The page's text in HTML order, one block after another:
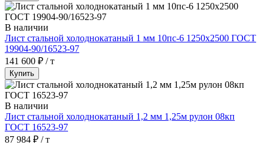
В наличии
Лист стальной холоднокатаный 1 мм 10пс-6 1250х2500 ГОСТ
19904-90/16523-97
141 600 ₽ / т
Купить
В наличии
Лист стальной холоднокатаный 1,2 мм 1,25м рулон 08кп
ГОСТ 16523-97
87 984 ₽ / т